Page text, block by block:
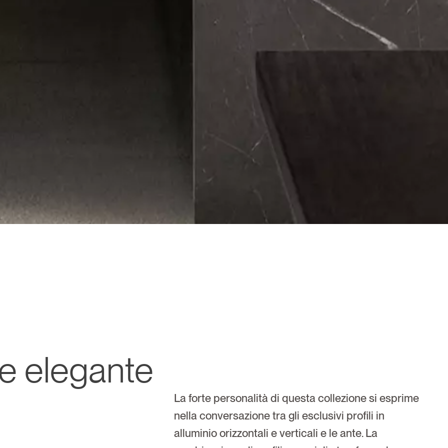
elegante
La forte personalità di questa collezione si esprime
nella conversazione tra gli esclusivi profili in
alluminio orizzontali e verticali e le ante. La